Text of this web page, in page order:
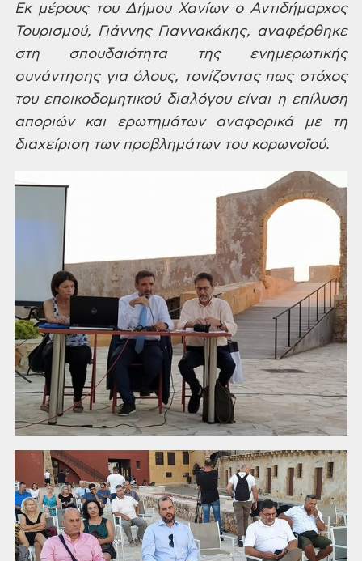
Εκμέρους του Δήμου Χανίων ο Αντιδήμαρχος
Τουρισμού, Γιάννης Γιαννακάκης, αναφέρθηκε
στη σπουδαιότητα της ενημερωτικής
συνάντησης για όλους, τονίζοντας πωςστόχος
τουεποικοδομητικού διαλόγου είναι ηεπίλυση
αποριών και ερωτημάτων αναφορικάμε τη
διαχείριση των προβλημάτων του κορωνοϊού.